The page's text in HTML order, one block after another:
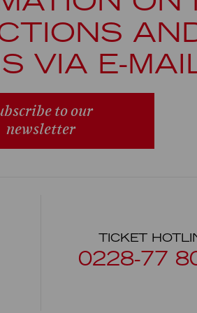
VIA E-
to our
newsletter
TICKET
0228-77